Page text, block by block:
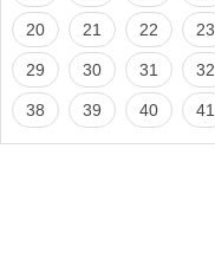
20 21 22 23
29 30 31 32
38 39 40 41